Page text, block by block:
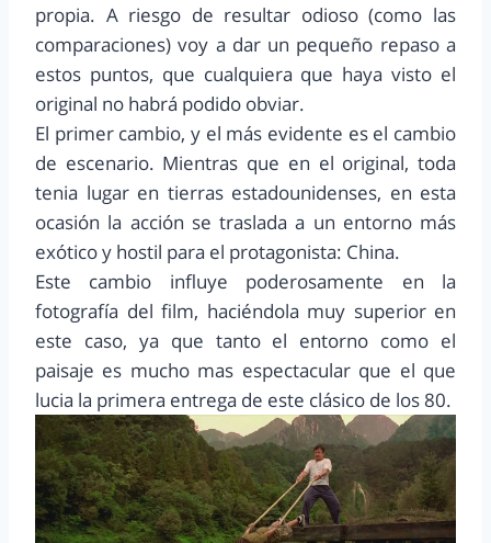
propia. A riesgo de resultar odioso (como las
comparaciones) voy a dar un pequeño repaso a
estos puntos, que cualquiera que haya visto el
original no habrá podido obviar.
El primer cambio, y el más evidente es el cambio
de escenario. Mientras que en el original, toda
tenia lugar en tierras estadounidenses, en esta
ocasión la acción se traslada a un entorno más
exótico y hostil para el protagonista: China.
Este cambio influye poderosamente en la
fotografía del film, haciéndola muy superior en
este caso, ya que tanto el entorno como el
paisaje es mucho mas espectacular que el que
lucia la primera entrega de este clásico de los 80.